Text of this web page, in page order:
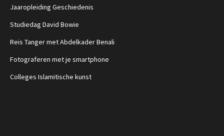
Jaaropleiding Geschiedenis
Studiedag David Bowie
Reis Tanger met Abdelkader Benali
Fotograferen met je smartphone
Colleges Islamitische kunst